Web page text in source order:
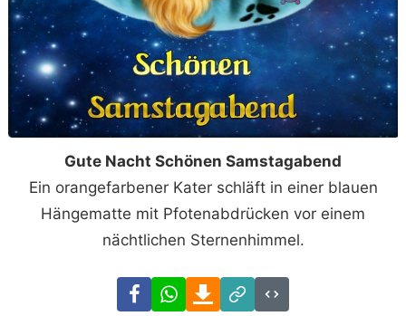
Gute Nacht Schönen Samstagabend
Ein orangefarbener Kater schläft in einer blauen
Hängematte mit Pfotenabdrücken vor einem
nächtlichen Sternenhimmel.
FacebookWhatsAppDownload
Link
Code